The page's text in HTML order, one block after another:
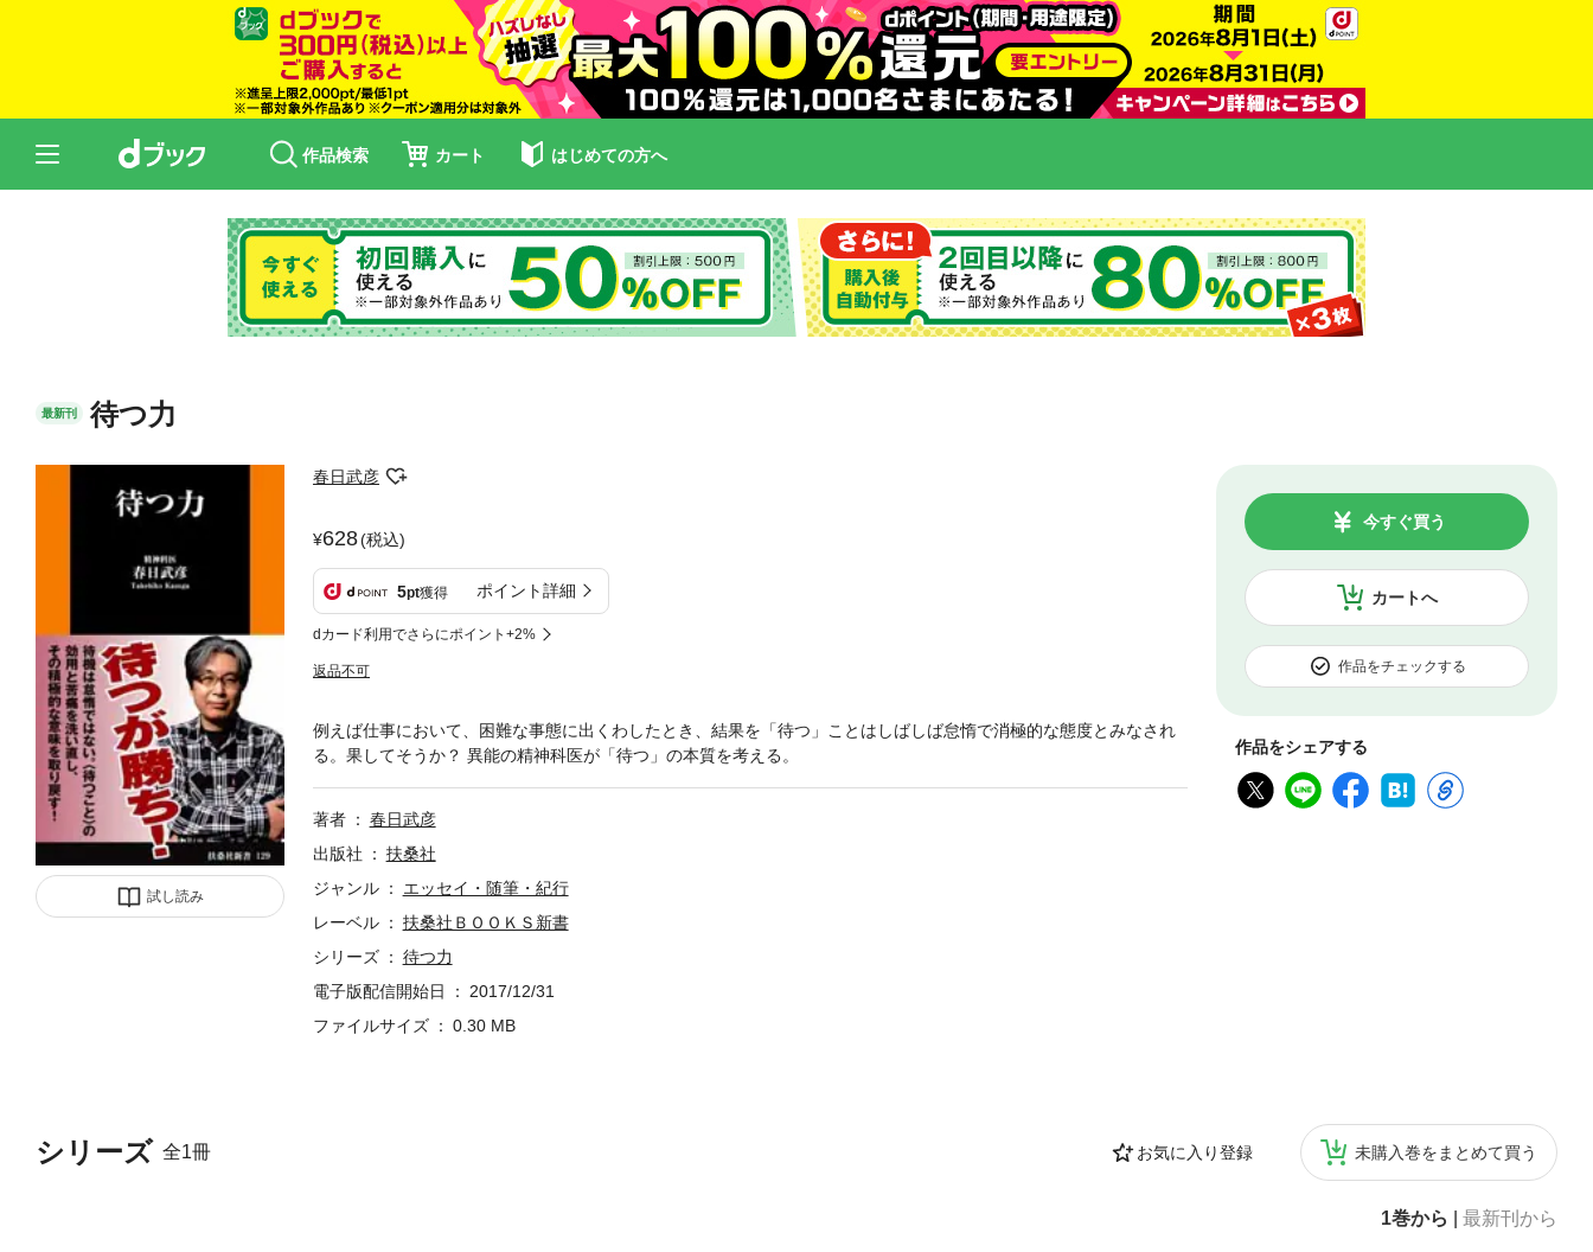
作品検索 カート はじめての方へ
最新刊 待つ力
試し読み
春日武彦
628(税込)
5pt獲得 ポイント詳細
dカード利用でさらにポイント+2%
返品不可
カートへ
今すぐ買う
作品をチェックする
作品をシェアする
シリーズ 全1冊 お気に入り登録 未購入巻をまとめて買う
1巻から 最新刊から
例えば仕事において、困難な事態に出くわしたとき、結果を「待つ」ことはしばしば怠惰で消極的な態度とみなされ
る。果してそうか？ 異能の精神科医が「待つ」の本質を考える。
著者
春日武彦
出版社
扶桑社
ジャンル
エッセイ・随筆・紀行
レーベル
扶桑社ＢＯＯＫＳ新書
シリーズ
待つ力
電子版配信開始日
2017/12/31
ファイルサイズ
0.30 MB